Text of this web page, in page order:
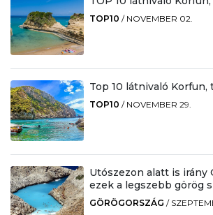
TOP10 / NOVEMBER 02.
Top 10 látnivaló Korfun,
TOP10 / NOVEMBER 29.
Utószezon alatt is irány
ezek a legszebb görög
GÖRÖGORSZÁG /